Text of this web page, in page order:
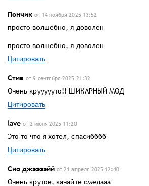
Пончик от 14 ноября 2025 13:52
просто волшебно, я доволен
просто волшебно, я доволен
Цитировать
Стив от 9 сентября 2025 21:32
Очень круууууто!! ШИКАРНЫЙ МОД
Цитировать
lave от 2 июня 2025 11:20
Это то что я хотел, спасибббб
Цитировать
Сио джээээйй от 21 апреля 2025 12:40
Очень крутое, качайте смелааа